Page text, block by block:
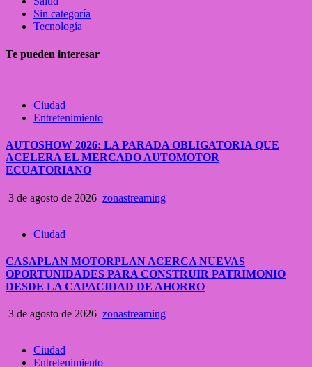
Sin categoría
Tecnología
Te pueden interesar
Ciudad
Entretenimiento
AUTOSHOW 2026: LA PARADA OBLIGATORIA QUE
ACELERA EL MERCADO AUTOMOTOR
ECUATORIANO
3 de agosto de 2026 zonastreaming
Ciudad
CASAPLAN MOTORPLAN ACERCA NUEVAS
OPORTUNIDADES PARA CONSTRUIR PATRIMONIO
DESDE LA CAPACIDAD DE AHORRO
3 de agosto de 2026 zonastreaming
Ciudad
Entretenimiento